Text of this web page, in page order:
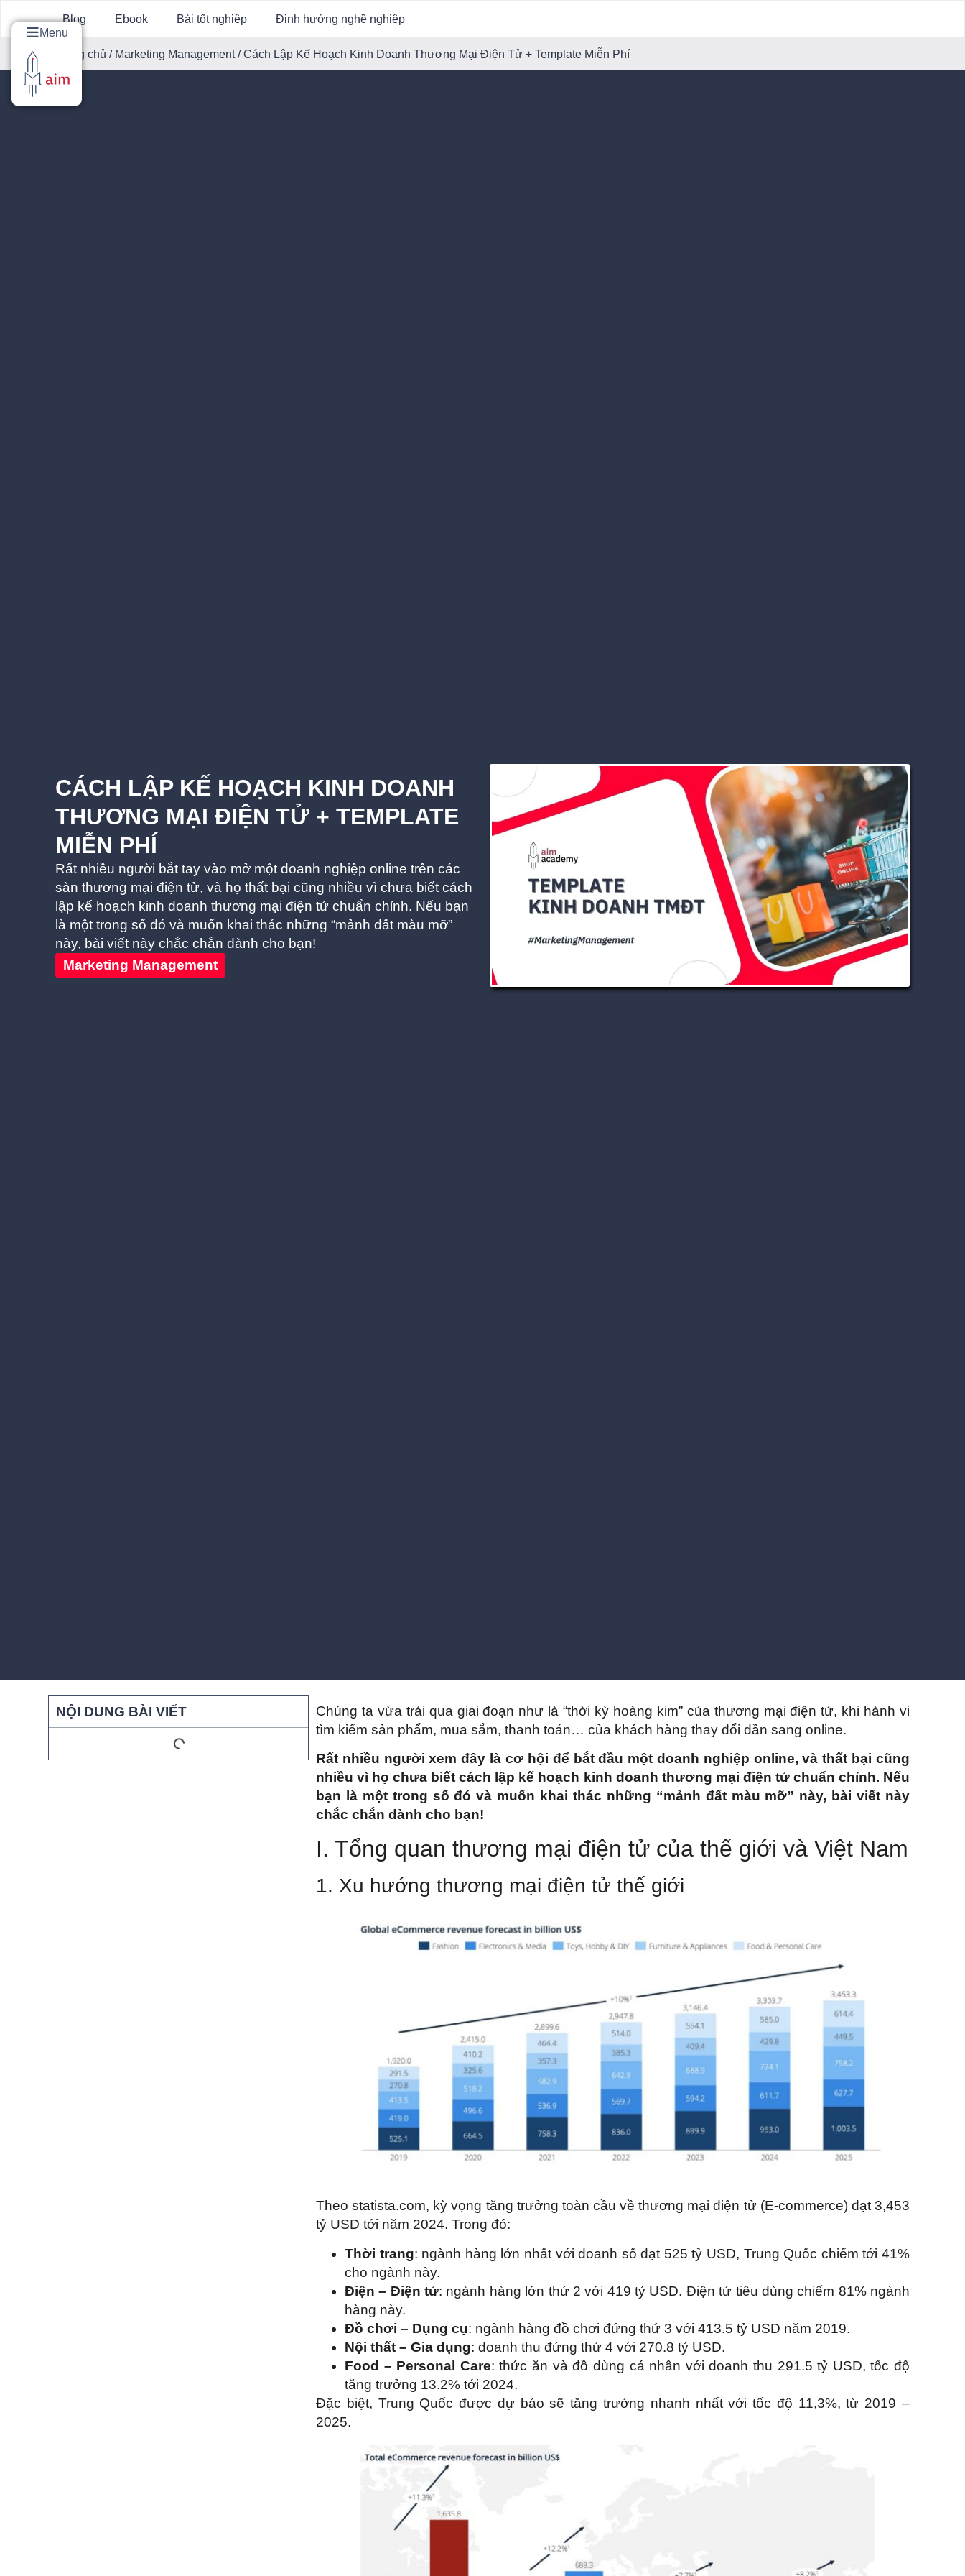
Menu
Blog Ebook Bài tốt nghiệp Định hướng nghề nghiệp
Trang chủ / Marketing Management/ Cách Lập Kế Hoạch Kinh Doanh Thương Mại Điện Tử + Template Miễn Phí
CÁCH LẬP KẾ HOẠCH KINH DOANH
THƯƠNG MẠI ĐIỆN TỬ + TEMPLATE
MIỄN PHÍ
Rất nhiều người bắt tay vào mở một doanh nghiệp online trên các
sàn thương mại điện tử, và họ thất bại cũng nhiều vì chưa biết cách
lập kế hoạch kinh doanh thương mại điện tử chuẩn chỉnh. Nếu bạn
là một trong số đó và muốn khai thác những “mảnh đất màu mỡ”
này, bài viết này chắc chắn dành cho bạn!
Marketing Management
NỘI DUNG BÀI VIẾT
Chúng ta vừa trải qua giai đoạn như là “thời kỳ hoàng kim” của thương mại điện tử, khi hành vi
tìm kiếm sản phẩm, mua sắm, thanh toán… của khách hàng thay đổi dần sang online.
Rất nhiều người xem đây là cơ hội để bắt đầu một doanh nghiệp online, và thất bại cũng
nhiều vì họ chưa biết cách lập kế hoạch kinh doanh thương mại điện tử chuẩn chỉnh. Nếu
bạn là một trong số đó và muốn khai thác những “mảnh đất màu mỡ” này, bài viết này
chắc chắn dành cho bạn!
I. Tổng quan thương mại điện tử của thế giới và Việt Nam
1. Xu hướng thương mại điện tử thế giới
Theo statista.com, kỳ vọng tăng trưởng toàn cầu về thương mại điện tử (E-commerce) đạt 3,453
tỷ USD tới năm 2024. Trong đó:
Thời trang: ngành hàng lớn nhất với doanh số đạt 525 tỷ USD, Trung Quốc chiếm tới 41%
cho ngành này.
Điện – Điện tử: ngành hàng lớn thứ 2 với 419 tỷ USD. Điện tử tiêu dùng chiếm 81% ngành
hàng này.
Đồ chơi – Dụng cụ: ngành hàng đồ chơi đứng thứ 3 với 413.5 tỷ USD năm 2019.
Nội thất – Gia dụng: doanh thu đứng thứ 4 với 270.8 tỷ USD.
Food – Personal Care: thức ăn và đồ dùng cá nhân với doanh thu 291.5 tỷ USD, tốc độ
tăng trưởng 13.2% tới 2024.
Đặc biệt, Trung Quốc được dự báo sẽ tăng trưởng nhanh nhất với tốc độ 11,3%, từ 2019 –
2025.